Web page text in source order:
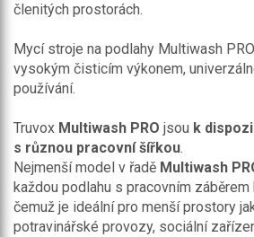
členitých prostorách.
Mycí stroje na podlahy Multiwash
vysokým čisticím výkonem,
používání.
Truvox Multiwash PRO jsou k
s různou pracovní šířkou.
Nejmenší model v řadě Multiwash
každou podlahu s pracovním
čemuž je ideální pro menší prostory
potravinářské provozy, sociální